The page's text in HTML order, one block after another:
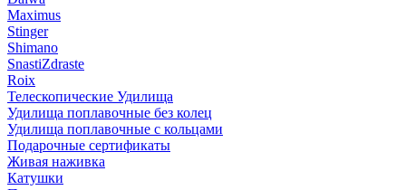
Maximus
Stinger
Shimano
SnastiZdraste
Roix
Телескопические Удилища
Удилища поплавочные без колец
Удилища поплавочные с кольцами
Подарочные сертификаты
Живая наживка
Катушки